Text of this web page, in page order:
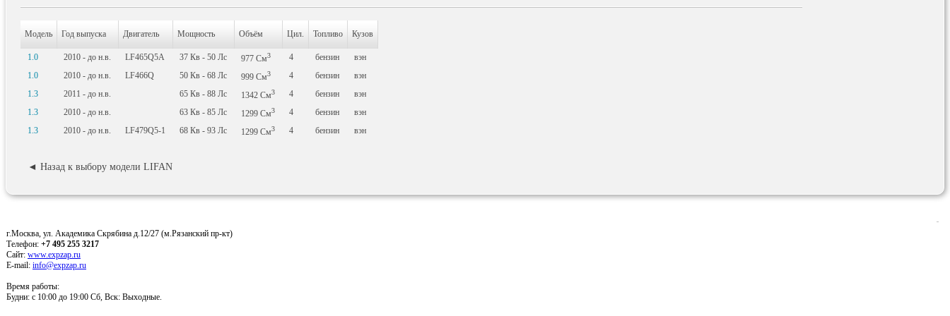
Модель Год выпуска Двигатель Мощность Объём Цил. Топливо Кузов
1.0 2010 - до н.в. LF465Q5A 37 Кв - 50 Лс 977 См3 4 бензин
вэн
1.0
2010 - до н.в. LF466Q 50 Кв - 68 Лс 999 См3 4 бензин
вэн
1.3
2011 - до н.в. 65 Кв - 88 Лс 1342 См3 4 бензин
вэн
1.3
2010 - до н.в. 63 Кв - 85 Лс 1299 См3 4 бензин
вэн
1.3
2010 - до н.в. LF479Q5-1 68 Кв - 93 Лс 1299 См3 4 бензин вэн
◄ Назад к выбору модели LIFAN
г.Москва, ул. Академика Скрябина д.12/27 (м.Рязанский пр-кт)
Телефон: +7 495 255 3217
Сайт: www.expzap.ru
E-mail: info@expzap.ru
Время работы:
Будни: c 10:00 до 19:00 Сб, Вск: Выходные.